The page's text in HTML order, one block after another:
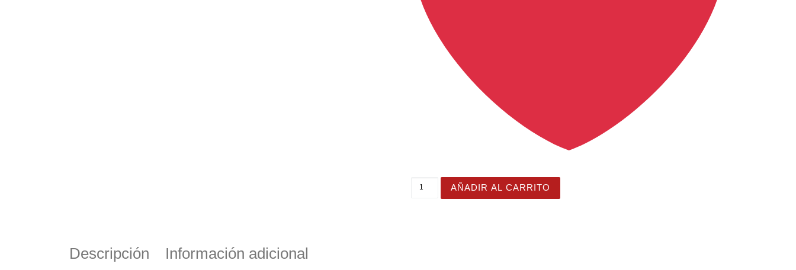
Toalla de playa "Stay Wild" con fondo estilo acuarela arcoíris, boho y actual - Fondo
AÑADIR AL CARRITO
Descripción Información adicional